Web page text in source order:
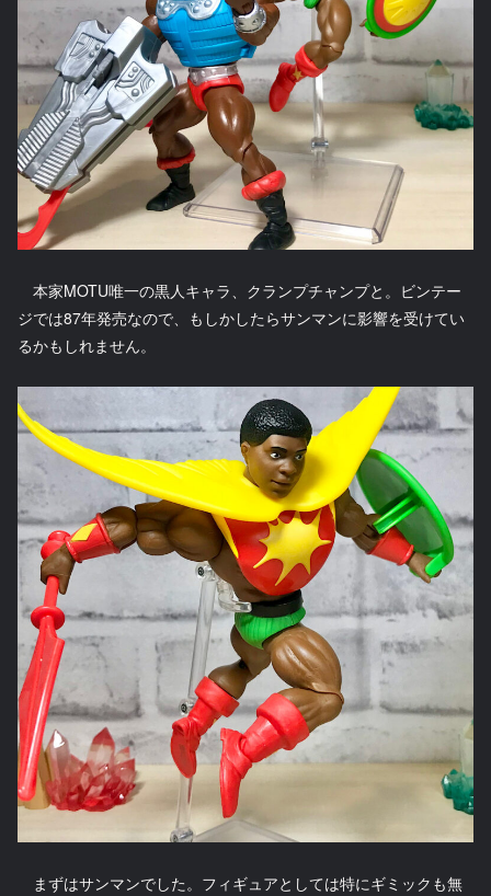
本家MOTU唯一の黒人キャラ、クランプチャンプと。ビンテー
ジでは87年発売なので、もしかしたらサンマンに影響を受けてい
るかもしれません。
まずはサンマンでした。フィギュアとしては特にギミックも無